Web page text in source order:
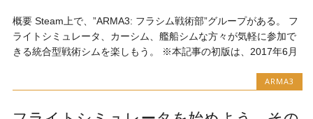
概要 Steam上で、”ARMA3: フラシム戦術部”グループがある。 フ
ライトシミュレータ、カーシム、艦船シムな方々が気軽に参加で
きる統合型戦術シムを楽しもう。 ※本記事の初版は、2017年6月
ARMA3